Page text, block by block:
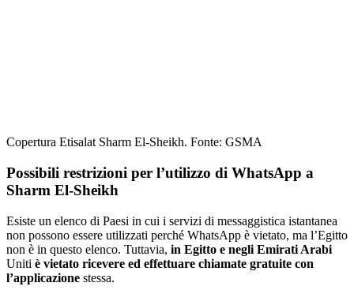
Copertura Etisalat Sharm El-Sheikh. Fonte: GSMA
Possibili restrizioni per l’utilizzo di WhatsApp a
Sharm El-Sheikh
Esiste un elenco di Paesi in cui i servizi di messaggistica istantanea
non possono essere utilizzati perché WhatsApp è vietato, ma l’Egitto
non è in questo elenco. Tuttavia, in Egitto e negli Emirati Arabi
Uniti è vietato ricevere ed effettuare chiamate gratuite con
l’applicazione stessa.